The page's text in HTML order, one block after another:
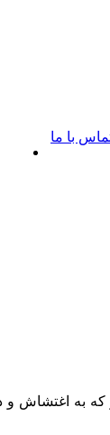
با ما
که به